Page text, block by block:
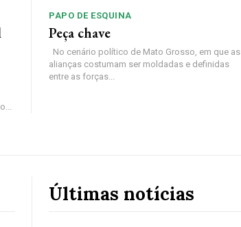
PAPO DE ESQUINA
Peça chave
No cenário político de Mato Grosso, em que as
alianças costumam ser moldadas e definidas
entre as forças...
Últimas notícias